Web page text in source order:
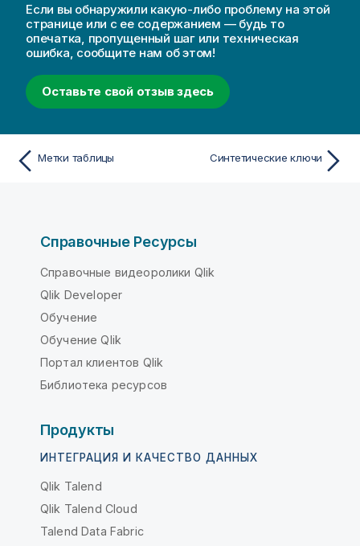
Если вы обнаружили какую-либо проблему на этой
странице или с ее содержанием — будь то
опечатка, пропущенный шаг или техническая
ошибка, сообщите нам об этом!
Оставьте свой отзыв здесь
Метки таблицы Синтетические ключи
Справочные Ресурсы
Справочные видеоролики Qlik
Qlik Developer
Обучение
Обучение Qlik
Портал клиентов Qlik
Библиотека ресурсов
Продукты
ИНТЕГРАЦИЯ И КАЧЕСТВО ДАННЫХ
Qlik Talend
Qlik Talend Cloud
Talend Data Fabric